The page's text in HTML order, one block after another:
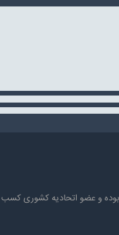
بوده و عضو اتحادیه کشوری